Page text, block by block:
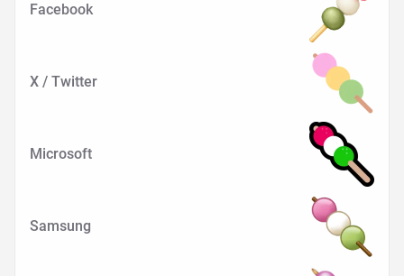
Facebook
X / Twitter
Microsoft
Samsung